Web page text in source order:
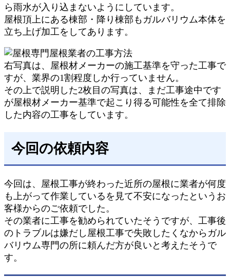
ら雨水が入り込まないようにしています。
屋根頂上にある棟部・降り棟部もガルバリウム本体を
立ち上げ加工をしてあります。
右写真は、屋根材メーカーの施工基準を守った工事で
すが、業界の1割程度しか行っていません。
その上で説明した2枚目の写真は、まだ工事途中です
が屋根材メーカー基準で起こり得る可能性を全て排除
した内容の工事をしています。
今回の依頼内容
今回は、屋根工事が終わった近所の屋根に業者が何度
も上がって作業しているを見て不安になったというお
客様からのご依頼でした。
その業者に工事を勧められていたそうですが、工事後
のトラブルは嫌だし屋根工事で失敗したくなからガル
バリウム専門の所に頼んだ方が良いと考えたそうで
す。